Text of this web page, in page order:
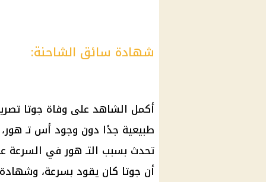
شهادة سائق الشاحنة:
أكمل الشاهد على وفاة جوتا
طبيعية جدًا دون وجود أس تـ هور،
تحدث بسبب التـ هور في السرعة
أن جوتا كان يقود بسرعة، وشهادة